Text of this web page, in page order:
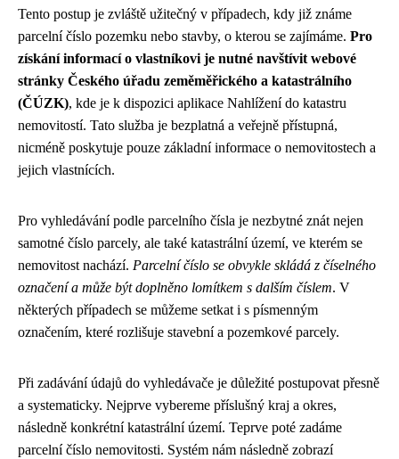
Tento postup je zvláště užitečný v případech, kdy již známe
parcelní číslo pozemku nebo stavby, o kterou se zajímáme. Pro
získání informací o vlastníkovi je nutné navštívit webové
stránky Českého úřadu zeměměřického a katastrálního
(ČÚZK), kde je k dispozici aplikace Nahlížení do katastru
nemovitostí. Tato služba je bezplatná a veřejně přístupná,
nicméně poskytuje pouze základní informace o nemovitostech a
jejich vlastnících.
Pro vyhledávání podle parcelního čísla je nezbytné znát nejen
samotné číslo parcely, ale také katastrální území, ve kterém se
nemovitost nachází. Parcelní číslo se obvykle skládá z číselného
označení a může být doplněno lomítkem s dalším číslem. V
některých případech se můžeme setkat i s písmenným
označením, které rozlišuje stavební a pozemkové parcely.
Při zadávání údajů do vyhledávače je důležité postupovat přesně
a systematicky. Nejprve vybereme příslušný kraj a okres,
následně konkrétní katastrální území. Teprve poté zadáme
parcelní číslo nemovitosti. Systém nám následně zobrazí